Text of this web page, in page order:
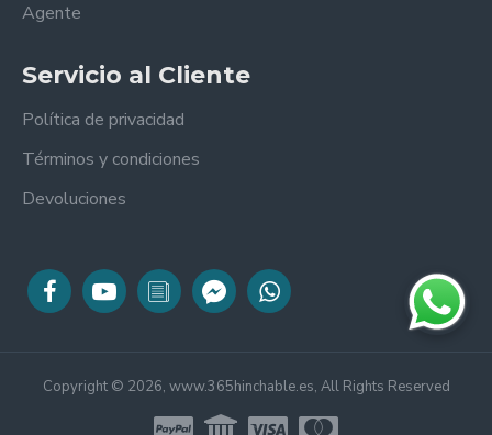
Agente
Servicio al Cliente
Política de privacidad
Términos y condiciones
Devoluciones
Copyright © 2026, www.365hinchable.es, All Rights Reserved